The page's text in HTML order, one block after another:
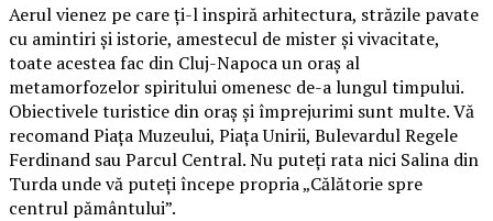
Aerul vienez pe care ți-l inspiră arhitectura, străzile pavate
cu amintiri și istorie, amestecul de mister și vivacitate,
toate acestea fac din Cluj-Napoca un oraș al
metamorfozelor spiritului omenesc de-a lungul timpului.
Obiectivele turistice din oraș și împrejurimi sunt multe. Vă
recomand Piața Muzeului, Piața Unirii, Bulevardul Regele
Ferdinand sau Parcul Central. Nu puteți rata nici Salina din
Turda unde vă puteți începe propria „Călătorie spre
centrul pământului”.